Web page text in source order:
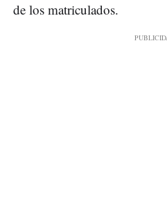
de los matriculados.